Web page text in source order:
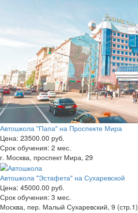
Автошкола "Папа" на Проспекте Мира
Цена: 23500.00 руб.
Срок обучения: 2 мес.
г. Москва, проспект Мира, 29
Автошкола "Эстафета" на Сухаревской
Цена: 45000.00 руб.
Срок обучения: 3 мес.
Москва, пер. Малый Сухаревский, 9 (стр.1)